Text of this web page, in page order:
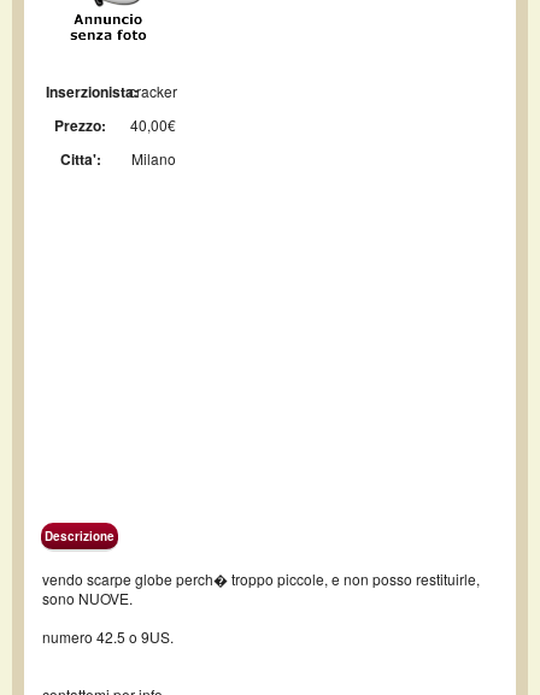
Inserzionista:cracker
Prezzo: 40,00€
Citta': Milano
Descrizione
vendo scarpe globe perch� troppo piccole, e non posso restituirle,
sono NUOVE.
numero 42.5 o 9US.